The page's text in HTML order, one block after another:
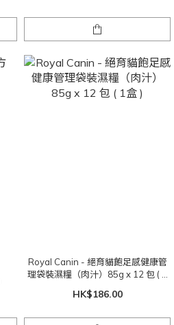
Royal Canin - 絕育貓飽足感健康管
理袋裝濕糧（肉汁）85g x 12 包 ( 1
HK$186.00